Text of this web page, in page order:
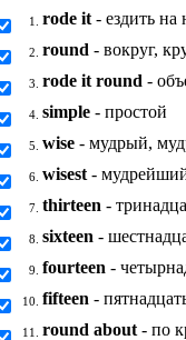
1. rode it - ездить на
2. round - вокруг,
3. rode it round -
4. simple - простой
5. wise - мудрый,
6. wisest -
7. thirteen -
8. sixteen -
9. fourteen -
10. fifteen -
11. round about - по